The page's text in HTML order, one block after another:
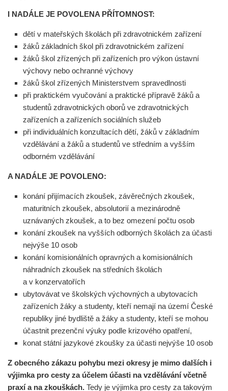
I NADÁLE JE POVOLENA PŘÍTOMNOST:
dětí v mateřských školách při zdravotnickém zařízení
žáků základních škol při zdravotnickém zařízení
žáků škol zřízených při zařízeních pro výkon ústavní
výchovy nebo ochranné výchovy
žáků škol zřízených Ministerstvem spravedlnosti
při praktickém vyučování a praktické přípravě žáků a
studentů zdravotnických oborů ve zdravotnických
zařízeních a zařízeních sociálních služeb
při individuálních konzultacích dětí, žáků v základním
vzdělávání a žáků a studentů ve středním a vyšším
odborném vzdělávání
A NADÁLE JE POVOLENO:
konání přijímacích zkoušek, závěrečných zkoušek,
maturitních zkoušek, absolutorií a mezinárodně
uznávaných zkoušek, a to bez omezení počtu osob
konání zkoušek na vyšších odborných školách za účasti
nejvýše 10 osob
konání komisionálních opravných a komisionálních
náhradních zkoušek na středních školách
a v konzervatořích
ubytovávat ve školských výchovných a ubytovacích
zařízeních žáky a studenty, kteří nemají na území České
republiky jiné bydliště a žáky a studenty, kteří se mohou
účastnit prezenční výuky podle krizového opatření,
konat státní jazykové zkoušky za účasti nejvýše 10 osob
Z obecného zákazu pohybu mezi okresy je mimo dalších i
výjimka pro cesty za účelem účasti na vzdělávání včetně
praxí a na zkouškách. Tedy je výjimka pro cesty za takovým